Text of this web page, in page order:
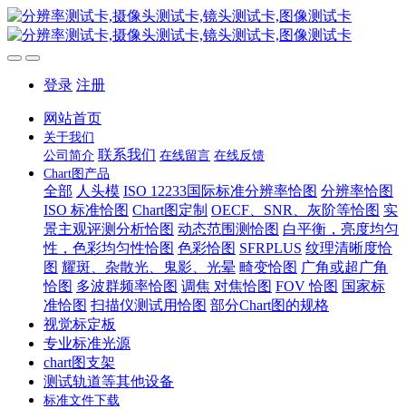
登录 注册
网站首页
关于我们
公司简介 联系我们 在线留言 在线反馈
Chart图产品
全部 人头模 ISO 12233国际标准分辨率恰图 分辨率恰图
ISO 标准恰图 Chart图定制 OECF、SNR、灰阶等恰图 实
景主观评测分析恰图 动态范围测恰图 白平衡，亮度均匀
性，色彩均匀性恰图 色彩恰图 SFRPLUS 纹理清晰度恰
图 耀斑、杂散光、鬼影、光晕 畸变恰图 广角或超广角
恰图 多波群频率恰图 调焦 对焦恰图 FOV 恰图 国家标
准恰图 扫描仪测试用恰图 部分Chart图的规格
视觉标定板
专业标准光源
chart图支架
测试轨道等其他设备
标准文件下载